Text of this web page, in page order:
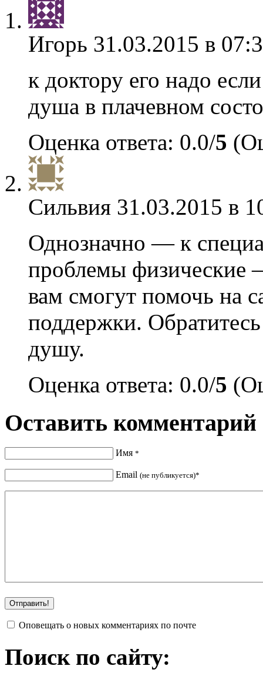
Игорь 31.03.2015 в
к доктору его надо
душа в плачевном
Оценка ответа: 0.0/5
Сильвия 31.03.2015 в
Однозначно — к
проблемы физические
вам смогут помочь на
поддержки.
душу.
Оценка ответа: 0.0/5
Оставить комментарий
Имя *
Email (не публикуется)*
Оповещать о новых комментариях по почте
Поиск по сайту: